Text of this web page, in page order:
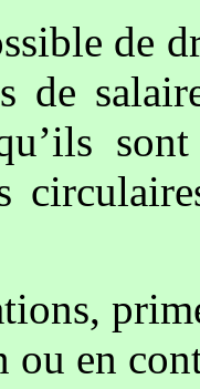
de
de
ou en